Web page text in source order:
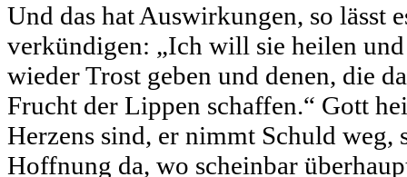
Und das hat Auswirkungen, so lässt
verkündigen: „Ich will sie heilen
wieder Trost geben und denen, die
Frucht der Lippen schaffen.“ Gott
Herzens sind, er nimmt Schuld weg,
Hoffnung da, wo scheinbar